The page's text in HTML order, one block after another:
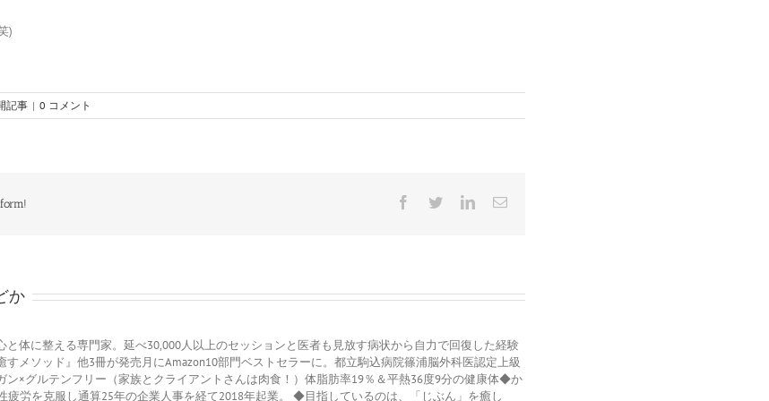
)
記事 | 0 コメント
Facebook
TwitterLinkedIn
電
か
体に整える専門家。延べ30,000人以上のセッションと医者も見放す病状から自力で回復した経験
すメソッド』他3冊が発売月にAmazon10部門ベストセラーに。都立駒込病院篠浦脳外科医認定上級
ン×グルテンフリー（家族とクライアントさんは肉食！）体脂肪率19％＆平熱36度9分の健康体◆か
疲労を克服し通算25年の企業人事を経て2018年起業。 ◆目指しているのは、「じぶん」を癒し